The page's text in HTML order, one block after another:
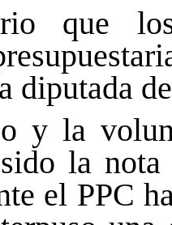
que
diputada
y la
la
el PPC